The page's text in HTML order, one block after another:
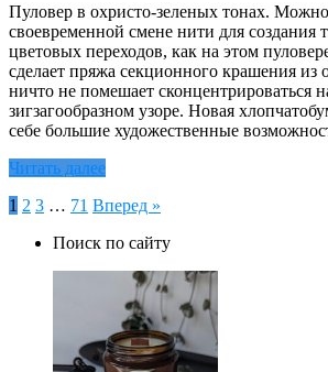
Пуловер в охристо-зеленых тонах. Можно
своевременной смене нити для создания
цветовых переходов, как на этом
сделает пряжа секционного крашения из
ничто не помешает сконцентрироваться
зигзагообразном узоре. Новая
себе большие художественные
Читать далее
Пагинация
записей
1 2 3 … 71 Вперед »
Поиск по сайту